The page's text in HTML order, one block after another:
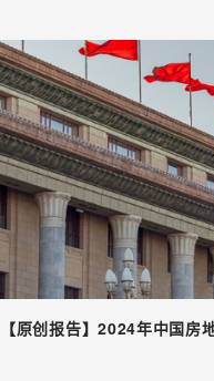
【原创报告】2024年中国房